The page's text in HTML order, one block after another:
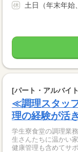
土日（年末年
[パート・アルバイ
≪調理スタッ
理の経験が活
学生寮食堂の調理業
生さんたちに温かい
健康管理も含めてサポ